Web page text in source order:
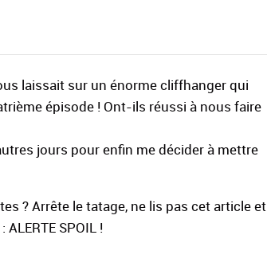
laissait sur un énorme cliffhanger qui
épisode ! Ont-ils réussi à nous faire
jours pour enfin me décider à mettre
? Arrête le tatage, ne lis pas cet article et
SPOIL !